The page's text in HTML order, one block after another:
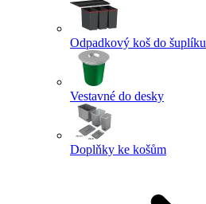
Odpadkový koš do šuplíku
Vestavné do desky
Doplňky ke košům